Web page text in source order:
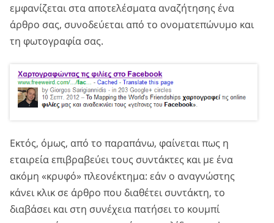
εμφανίζεται στα αποτελέσματα αναζήτησης ένα
άρθρο σας, συνοδεύεται από το ονοματεπώνυμο και
τη φωτογραφία σας.
Εκτός, όμως, από το παραπάνω, φαίνεται πως η
εταιρεία επιβραβεύει τους συντάκτες και με ένα
ακόμη «κρυφό» πλεονέκτημα: εάν ο αναγνώστης
κάνει κλικ σε άρθρο που διαθέτει συντάκτη, το
διαβάσει και στη συνέχεια πατήσει το κουμπί